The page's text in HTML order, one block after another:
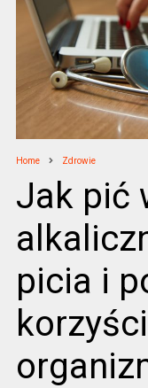
Home Zdrowie
Jak pić
picia i